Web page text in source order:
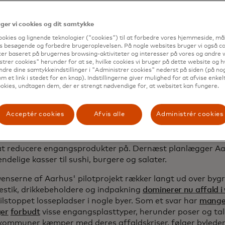
folk, hver gang de bestiller deres flat white med sig,
for en plastikkop med låg og et blåt
kan de tømme deres brugte kop i en af 27 maskiner,
at få den rengjort og omfordelt, og de skal blot holde
maskinen for at få deres pant tilbage.
er en by uden skraldespande," siger Simon
for cirkulære systemer. "Det handler om at vende
i år har introduktionen af omkring 630.000
byens affald med omkring 10 tons, og forsøget er
såvel som mange små detailhandlere, der
reducere engangsprodukter på. Dernæst planlægger
kasser til sushi, burgere og salater.
af Aarhus' pilotprojekt rækker langt ud over
drikkebeholdere og indpakning dominerer nu affald i
lossepladser i nogle byer. Som et svar har mange
forbudtvisse engangsplasttyper, herunder poser og
kæmper med deres affaldskriser, følger
vi cookies og dit samtykke
og lignende teknologier ("cookies") til at forbedre vores hjemmeside,
besøgende og forbedre brugeroplevelsen. På nogle websites bruger vi også
baseret på brugernes browsing-aktiviteter og interesser på vores og andre
cookies" herunder for at se, hvilke cookies vi bruger på dette website og
dine samtykkeindstillinger i "Administrer cookies" nederst på siden (på
et link i stedet for en knap). Indstillingerne giver mulighed for at afvise
undtagen dem, der er strengt nødvendige for, at websitet kan fungere.
Acceptér cookies Afvis alle Administrér cookies